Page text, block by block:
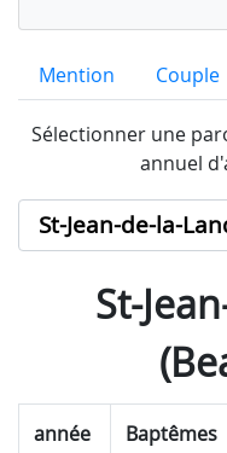
Mention Couple
Sélectionner une
annuel
St-
année Baptêmes